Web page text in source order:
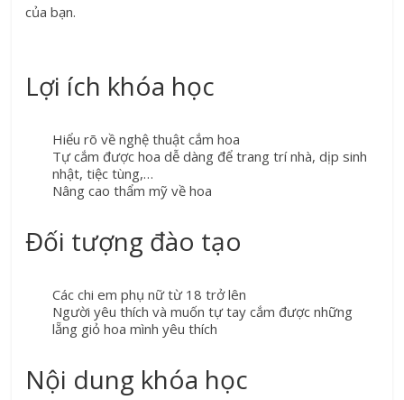
của bạn.
Lợi ích khóa học
Hiểu rõ về nghệ thuật cắm hoa
Tự cắm được hoa dễ dàng để trang trí nhà, dịp sinh
nhật, tiệc tùng,…
Nâng cao thẩm mỹ về hoa
Đối tượng đào tạo
Các chi em phụ nữ từ 18 trở lên
Người yêu thích và muốn tự tay cắm được những
lẵng giỏ hoa mình yêu thích
Nội dung khóa học